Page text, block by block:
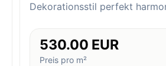
Dekorationsstil perfekt
530.00 EUR
Preis pro m²